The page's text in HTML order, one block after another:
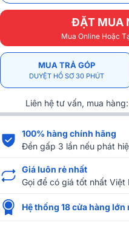
ĐẶT MUA
Mua Online Hoặc
MUA TRẢ GÓP
DUYỆT HỒ SƠ 30 PHÚT
Liên hệ tư vấn, mua hàng:
100% hàng chính hãng
Đền gấp 3 lần nếu phát
Giá luôn rẻ nhất
Gọi để có giá tốt nhất Việt
Hệ thống 18 cửa hàng lớn